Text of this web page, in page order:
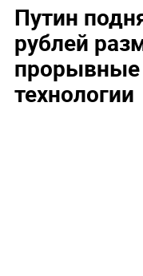
Путин
рублей
технологии